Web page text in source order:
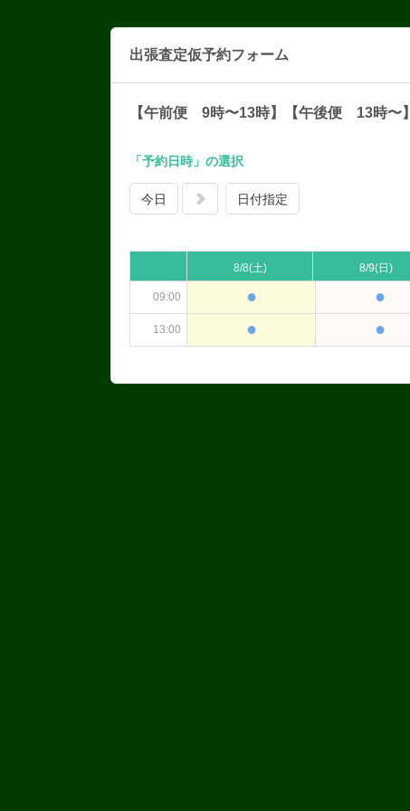
出張査定仮予約フォーム
【午前便 9時〜13時】【午後便 13時〜】
「予約日時」の選択
今日 日付指定
8/8(土) 8/9(日)
09:00 ● ●
13:00 ● ●